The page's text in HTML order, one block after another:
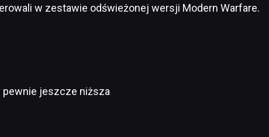
w zestawie odświeżonej wersji Modern Warfare.
pewnie jeszcze niższa